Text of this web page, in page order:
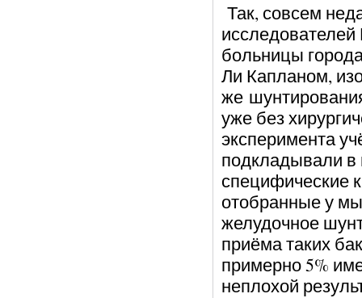
Так, совсем
больницы
Ли Капланом,
же
уже без
эксперимента
подкладывали
специфические
отобранные у
желудочное
приёма таких
примерно 5%
неплохой